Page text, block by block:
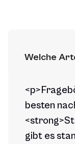
Welche
besten
gibt es